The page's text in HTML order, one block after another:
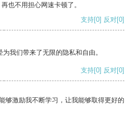
也不用担心网速卡顿了。
支持[0] 反对[0]
我们带来了无限的隐私和自由。
支持[0] 反对[0]
够激励我不断学习，让我能够取得更好的